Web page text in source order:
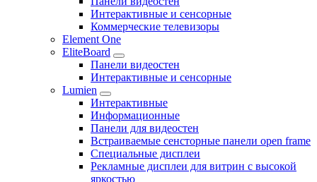
Интерактивные и сенсорные
Коммерческие телевизоры
Element One
EliteBoard
Панели видеостен
Интерактивные и сенсорные
Lumien
Интерактивные
Информационные
Панели для видеостен
Встраиваемые сенсторные панели open frame
Специальные дисплеи
Рекламные дисплеи для витрин с высокой
яркостью